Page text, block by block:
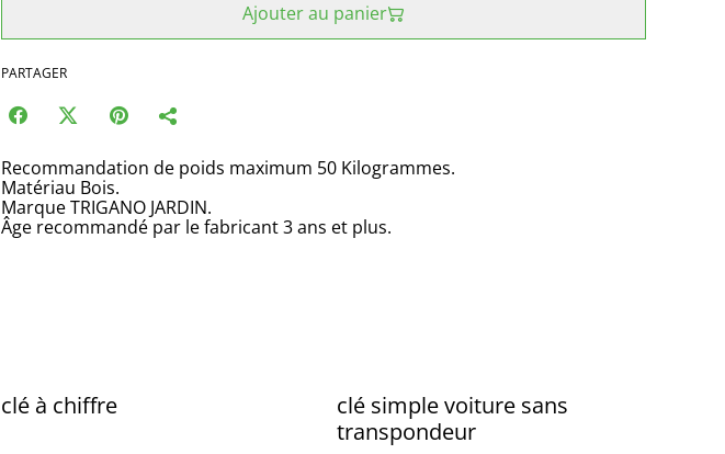
Ajouter au panier
PARTAGER
Recommandation de poids maximum 50 Kilogrammes.
Matériau Bois.
Marque TRIGANO JARDIN.
Âge recommandé par le fabricant ‎3 ans et plus.
clé à chiffre
clé simple voiture sans
transpondeur